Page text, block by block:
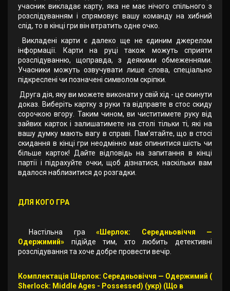
учасник викладає карту, яка не має нічого спільного з
розслідуванням і спрямовує вашу команду на хибний
слід, то в кінці гри він втратить одне очко.
Викладені карти є далеко ще не єдиним джерелом
інформації. Карти на руці також можуть сприяти
розслідуванню, щоправда, з деякими обмеженнями.
Учасники можуть озвучувати лише слова, спеціально
підкреслені чи позначені символом скріпки.
Друга дія, яку ви можете виконати у свій хід - це скинути
доказ. Виберіть картку з руки та відправте в стос скиду
сорочкою вгору. Таким чином, ви чиститимете руку від
зайвих карток і залишатимете на столі тільки ті, які на
вашу думку мають вагу в справі. Пам'ятайте, що в стосі
скидання в кінці гри неодмінно має опинитися шість чи
більше карток! Дайте відповідь на запитання в кінці
партії і підрахуйте очки, щоб дізнатися, наскільки вам
вдалося наблизитися до розгадки.
ДЛЯ КОГО ГРА
Настільна гра«Шерлок: Середньовіччя —
Одержимий» підійде тим, хто любить детективні
розслідування та хоче добре провести вечір.
Комплектація Шерлок: Середньовіччя — Одержимий (
Sherlock: Middle Ages - Possessed) (укр) (Що в